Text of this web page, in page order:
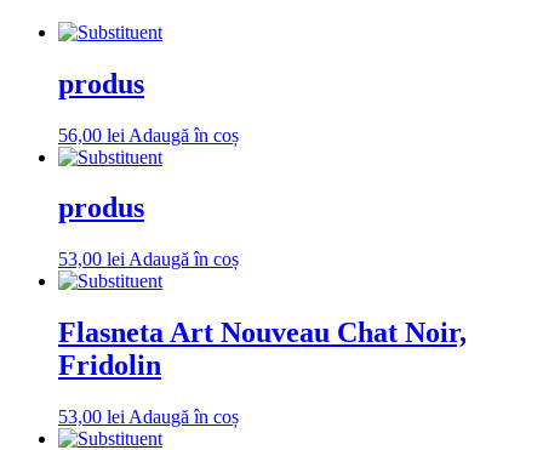
produs
56,00 lei Adaugă în coș
produs
53,00 lei Adaugă în coș
Flasneta Art Nouveau Chat Noir,
Fridolin
53,00 lei Adaugă în coș